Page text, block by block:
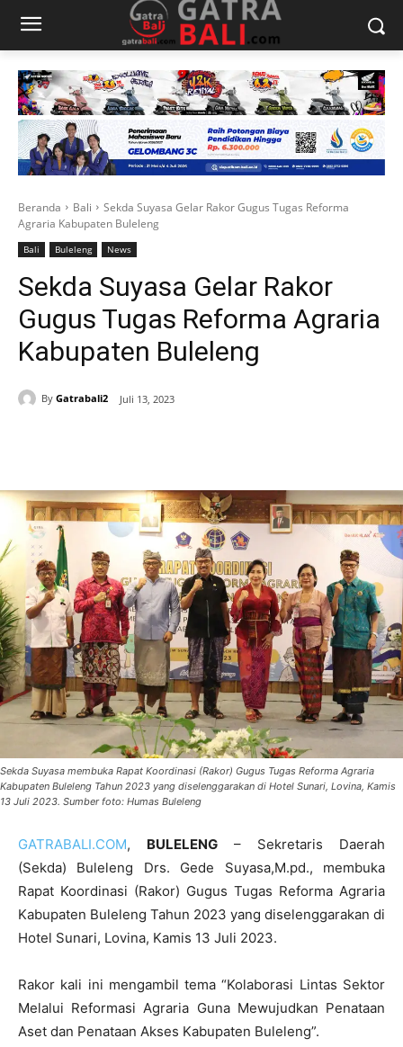
Beranda Bali
Sekda Suyasa Gelar Rakor Gugus Tugas Reforma
Agraria Kabupaten Buleleng
Bali Buleleng News
Sekda Suyasa Gelar Rakor
Gugus Tugas Reforma Agraria
Kabupaten Buleleng
By Gatrabali2 Juli 13, 2023
Sekda Suyasa membuka Rapat Koordinasi (Rakor) Gugus Tugas Reforma Agraria
Kabupaten Buleleng Tahun 2023 yang diselenggarakan di Hotel Sunari, Lovina, Kamis
13 Juli 2023. Sumber foto: Humas Buleleng
GATRABALI.COM, BULELENG – Sekretaris Daerah
(Sekda) Buleleng Drs. Gede Suyasa,M.pd., membuka
Rapat Koordinasi (Rakor) Gugus Tugas Reforma Agraria
Kabupaten Buleleng Tahun 2023 yang diselenggarakan di
Hotel Sunari, Lovina, Kamis 13 Juli 2023.
Rakor kali ini mengambil tema “Kolaborasi Lintas Sektor
Melalui Reformasi Agraria Guna Mewujudkan Penataan
Aset dan Penataan Akses Kabupaten Buleleng”.